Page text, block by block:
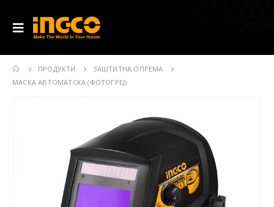
ПРОДУКТИ
ЗАШТИТНА ОПРЕМА
МАСКА АВТОМАТСКА (ФОТОГРЕЈ)